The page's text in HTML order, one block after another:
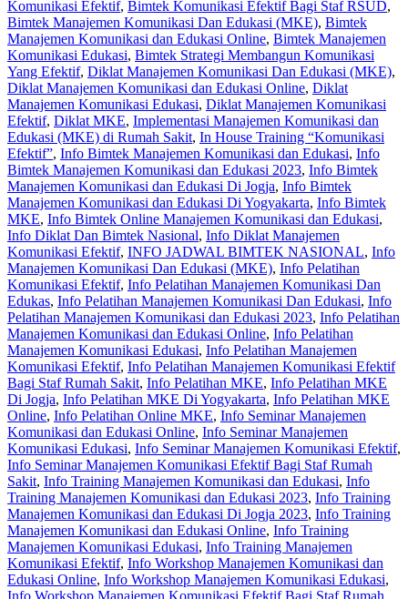
Komunikasi Efektif, Bimtek Komunikasi Efektif Bagi Staf RSUD,
Bimtek Manajemen Komunikasi Dan Edukasi (MKE), Bimtek
Manajemen Komunikasi dan Edukasi Online, Bimtek Manajemen
Komunikasi Edukasi, Bimtek Strategi Membangun Komunikasi
Yang Efektif, Diklat Manajemen Komunikasi Dan Edukasi (MKE),
Diklat Manajemen Komunikasi dan Edukasi Online, Diklat
Manajemen Komunikasi Edukasi, Diklat Manajemen Komunikasi
Efektif, Diklat MKE, Implementasi Manajemen Komunikasi dan
Edukasi (MKE) di Rumah Sakit, In House Training “Komunikasi
Efektif”, Info Bimtek Manajemen Komunikasi dan Edukasi, Info
Bimtek Manajemen Komunikasi dan Edukasi 2023, Info Bimtek
Manajemen Komunikasi dan Edukasi Di Jogja, Info Bimtek
Manajemen Komunikasi dan Edukasi Di Yogyakarta, Info Bimtek
MKE, Info Bimtek Online Manajemen Komunikasi dan Edukasi,
Info Diklat Dan Bimtek Nasional, Info Diklat Manajemen
Komunikasi Efektif, INFO JADWAL BIMTEK NASIONAL, Info
Manajemen Komunikasi Dan Edukasi (MKE), Info Pelatihan
Komunikasi Efektif, Info Pelatihan Manajemen Komunikasi Dan
Edukas, Info Pelatihan Manajemen Komunikasi Dan Edukasi, Info
Pelatihan Manajemen Komunikasi dan Edukasi 2023, Info Pelatihan
Manajemen Komunikasi dan Edukasi Online, Info Pelatihan
Manajemen Komunikasi Edukasi, Info Pelatihan Manajemen
Komunikasi Efektif, Info Pelatihan Manajemen Komunikasi Efektif
Bagi Staf Rumah Sakit, Info Pelatihan MKE, Info Pelatihan MKE
Di Jogja, Info Pelatihan MKE Di Yogyakarta, Info Pelatihan MKE
Online, Info Pelatihan Online MKE, Info Seminar Manajemen
Komunikasi dan Edukasi Online, Info Seminar Manajemen
Komunikasi Edukasi, Info Seminar Manajemen Komunikasi Efektif,
Info Seminar Manajemen Komunikasi Efektif Bagi Staf Rumah
Sakit, Info Training Manajemen Komunikasi dan Edukasi, Info
Training Manajemen Komunikasi dan Edukasi 2023, Info Training
Manajemen Komunikasi dan Edukasi Di Jogja 2023, Info Training
Manajemen Komunikasi dan Edukasi Online, Info Training
Manajemen Komunikasi Edukasi, Info Training Manajemen
Komunikasi Efektif, Info Workshop Manajemen Komunikasi dan
Edukasi Online, Info Workshop Manajemen Komunikasi Edukasi,
Info Workshop Manajemen Komunikasi Efektif Bagi Staf Rumah